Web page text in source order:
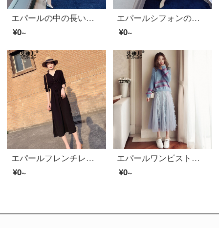
エパールの中の長いネックカバーの上に厚いセーターを着て、女性は2020秋冬の服を着て、新商品の底に編み込みをしています。
¥0~
エパールシフォンの網糸ワンピス2020新商品です。夏の女装淑女フレンチレトロ調桔梗顕痩せスカート超仙女森系画像L
¥0~
エパールフレンチレイト調のミニチュアアンドロメダ達が、2020春モデルに新商品を入荷した黒いVネックのウエストが細く見える雰囲気の長いワンピス黒L。
¥0~
エパールワンピスト女春秋2020秋冬服新商品韓国版婦人服ネット赤い洋風のセーター気質糸スカート子供ファッションニット2点セットセイントスカートセーター+スカートM
¥0~